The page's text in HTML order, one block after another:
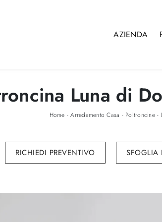
AZIENDA
Luna di
Home -Arredamento Casa - Poltroncine -
RICHIEDI PREVENTIVO SFOGLIA